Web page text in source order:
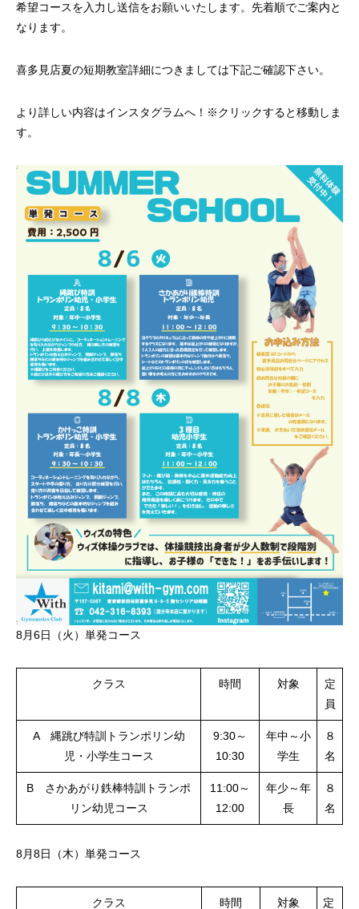
希望コースを入力し送信をお願いいたします。先着順でご案内と
なります。
喜多見店夏の短期教室詳細につきましては下記ご確認下さい。
より詳しい内容はインスタグラムへ！※クリックすると移動しま
す。
8月6日（火）単発コース
クラス 時間 対象
定
員
A 縄跳び特訓トランポリン幼
児・小学生コース
9:30～
10:30
年中～小
学生
８
名
B さかあがり鉄棒特訓トランポ
リン幼児コース
11:00～
12:00
年少～年
長
８
名
8月8日（木）単発コース
クラス 時間 対象 定